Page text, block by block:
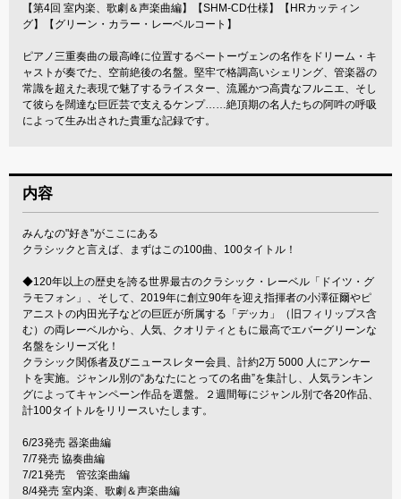
【第4回 室内楽、歌劇＆声楽曲編】【SHM-CD仕様】【HRカッティン
グ】【グリーン・カラー・レーベルコート】
ピアノ三重奏曲の最高峰に位置するベートーヴェンの名作をドリーム・キ
ャストが奏でた、空前絶後の名盤。堅牢で格調高いシェリング、管楽器の
常識を超えた表現で魅了するライスター、流麗かつ高貴なフルニエ、そし
て彼らを闊達な巨匠芸で支えるケンプ……絶頂期の名人たちの阿吽の呼吸
によって生み出された貴重な記録です。
内容
みんなの"好き"がここにある
クラシックと言えば、まずはこの100曲、100タイトル！
◆120年以上の歴史を誇る世界最古のクラシック・レーベル「ドイツ・グ
ラモフォン」、そして、2019年に創立90年を迎え指揮者の小澤征爾やピ
アニストの内田光子などの巨匠が所属する「デッカ」（旧フィリップス含
む）の両レーベルから、人気、クオリティともに最高でエバーグリーンな
名盤をシリーズ化！
クラシック関係者及びニュースレター会員、計約2万 5000 人にアンケー
トを実施。ジャンル別の“あなたにとっての名曲”を集計し、人気ランキン
グによってキャンペーン作品を選盤。２週間毎にジャンル別で各20作品、
計100タイトルをリリースいたします。
6/23発売 器楽曲編
7/7発売 協奏曲編
7/21発売 管弦楽曲編
8/4発売 室内楽、歌劇＆声楽曲編